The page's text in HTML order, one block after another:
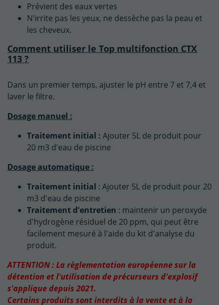
Prévient des eaux vertes
N'irrite pas les yeux, ne dessèche pas la peau et
les cheveux.
Comment utiliser le Top multifonction CTX
113 ?
Dans un premier temps, ajuster le pH entre 7 et 7,4 et
laver le filtre.
Dosage manuel :
Traitement initial : Ajouter 5L de produit pour
20 m3 d'eau de piscine
Dosage automatique :
Traitement initial : Ajouter 5L de produit pour 20
m3 d'eau de piscine
Traitement d'entretien : maintenir un peroxyde
d'hydrogène résiduel de 20 ppm, qui peut être
facilement mesuré à l'aide du kit d'analyse du
produit.
ATTENTION : La règlementation européenne sur la
détention et l'utilisation de précurseurs d'explosif
s'applique depuis 2021.
Certains produits sont interdits à la vente et à la